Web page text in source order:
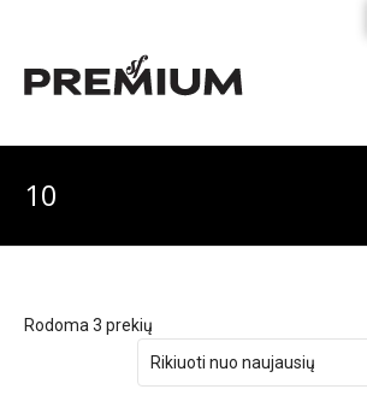
10
Rodoma 3 prekių